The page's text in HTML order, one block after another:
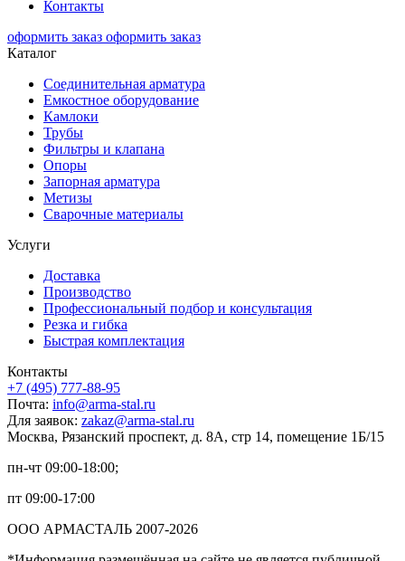
Контакты
оформить заказ оформить заказ
Каталог
Соединительная арматура
Емкостное оборудование
Камлоки
Трубы
Фильтры и клапана
Опоры
Запорная арматура
Метизы
Сварочные материалы
Услуги
Доставка
Производство
Профессиональный подбор и консультация
Резка и гибка
Быстрая комплектация
Контакты
+7 (495) 777-88-95
Почта: info@arma-stal.ru
Для заявок: zakaz@arma-stal.ru
Москва, Рязанский проспект, д. 8А, стр 14, помещение 1Б/15
пн-чт 09:00-18:00;
пт 09:00-17:00
ООО АРМАСТАЛЬ 2007-2026